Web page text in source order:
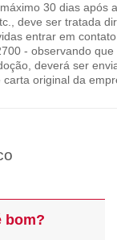
30 dias após
deve ser tratada
entrar em
- observando
deverá ser
original da
bom?